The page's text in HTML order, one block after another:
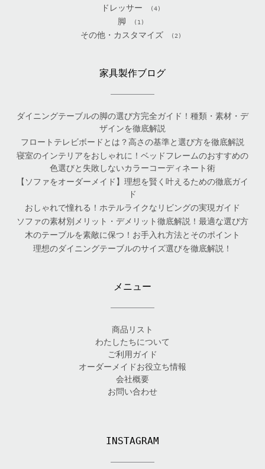
ドレッサー (4)
脚 (1)
その他・カスタマイズ (2)
家具製作ブログ
ダイニングテーブルの脚の選び方完全ガイド！種類・素材・デ
ザインを徹底解説
フロートテレビボードとは？高さの基準と選び方を徹底解説
寝室のインテリアをおしゃれに！ベッドフレームのおすすめの
色選びと失敗しないカラーコーディネート術
【ソファをオーダーメイド】理想を賢く叶えるための徹底ガイ
ド
おしゃれで憧れる！ホテルライクなリビングの実現ガイド
ソファの素材別メリット・デメリット徹底解説！最適な選び方
木のテーブルを素敵に保つ！お手入れ方法とそのポイント
理想のダイニングテーブルのサイズ選びを徹底解説！
メニュー
商品リスト
わたしたちについて
ご利用ガイド
オーダーメイドお役立ち情報
会社概要
お問い合わせ
INSTAGRAM